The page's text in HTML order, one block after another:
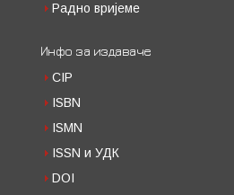
Радно вријеме
Инфо за издаваче
CIP
ISBN
ISMN
ISSN и УДК
DOI